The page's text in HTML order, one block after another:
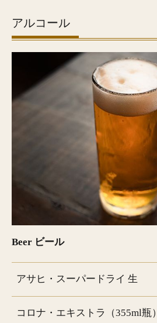
アルコール
Beer ビール
アサヒ・スーパードライ 生
コロナ・エキストラ（355ml瓶）